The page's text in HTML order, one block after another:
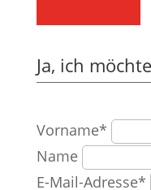
Ja, ich
Vorname*
Name
E-Mail-Adresse*